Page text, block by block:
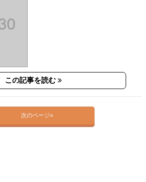
この記事を読む
次のページ»